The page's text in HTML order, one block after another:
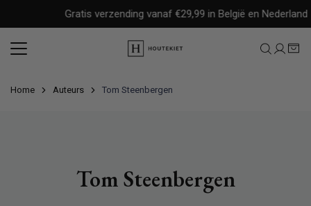
content
Gratis verzending vanaf €29,99 in België en Nederland
Home Auteurs Tom Steenbergen
Tom Steenbergen